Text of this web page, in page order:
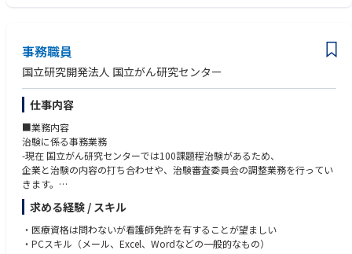
事務職員
国立研究開発法人 国立がん研究センター
仕事内容
■業務内容
治験に係る事務業務
-現在 国立がん研究センターでは100課題程治験があるため、
企業と治験の内容の打ち合わせや、治験審査委員会の調整業務を行ってい
きます。
-GCPや治験業界の知識に関しても学びながら業務を進めていくことが出
来ます。
求める経験 / スキル
・医療資格は問わないが看護師免許を有することが望ましい
・PCスキル（メール、Excel、Wordなどの一般的なもの）